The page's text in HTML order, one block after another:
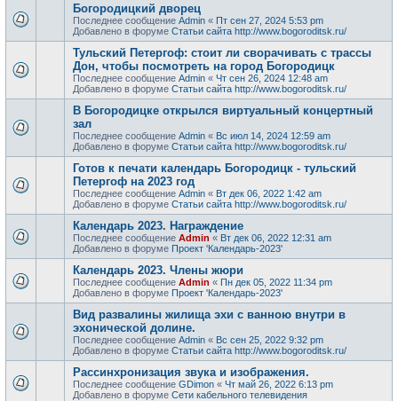
Богородицкий дворец
Последнее сообщение Admin « Пт сен 27, 2024 5:53 pm
Добавлено в форуме Статьи сайта http://www.bogoroditsk.ru/
Тульский Петергоф: стоит ли сворачивать с трассы
Дон, чтобы посмотреть на город Богородицк
Последнее сообщение Admin « Чт сен 26, 2024 12:48 am
Добавлено в форуме Статьи сайта http://www.bogoroditsk.ru/
В Богородицке открылся виртуальный концертный
зал
Последнее сообщение Admin « Вс июл 14, 2024 12:59 am
Добавлено в форуме Статьи сайта http://www.bogoroditsk.ru/
Готов к печати календарь Богородицк - тульский
Петергоф на 2023 год
Последнее сообщение Admin « Вт дек 06, 2022 1:42 am
Добавлено в форуме Статьи сайта http://www.bogoroditsk.ru/
Календарь 2023. Награждение
Последнее сообщение Admin « Вт дек 06, 2022 12:31 am
Добавлено в форуме Проект 'Календарь-2023'
Календарь 2023. Члены жюри
Последнее сообщение Admin « Пн дек 05, 2022 11:34 pm
Добавлено в форуме Проект 'Календарь-2023'
Вид развалины жилища эхи с ванною внутри в
эхонической долине.
Последнее сообщение Admin « Вс сен 25, 2022 9:32 pm
Добавлено в форуме Статьи сайта http://www.bogoroditsk.ru/
Рассинхронизация звука и изображения.
Последнее сообщение GDimon « Чт май 26, 2022 6:13 pm
Добавлено в форуме Сети кабельного телевидения